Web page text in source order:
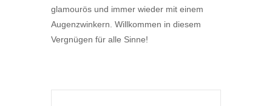
glamourös und immer wieder mit einem
Augenzwinkern. Willkommen in diesem
Vergnügen für alle Sinne!